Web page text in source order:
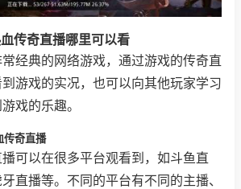
传奇直播哪里可以看
经典的网络游戏，通过游戏的传奇直
游戏的实况，也可以向其他玩家学习
戏的乐趣。
传奇直播
可以在很多平台观看到，如斗鱼直
直播等。不同的平台有不同的主播、